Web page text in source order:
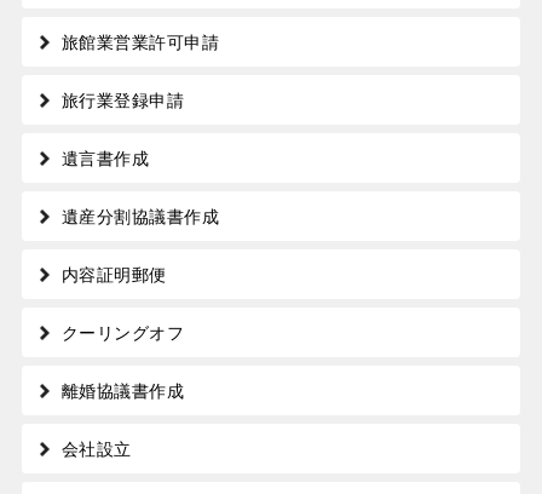
旅館業営業許可申請
旅行業登録申請
遺言書作成
遺産分割協議書作成
内容証明郵便
クーリングオフ
離婚協議書作成
会社設立